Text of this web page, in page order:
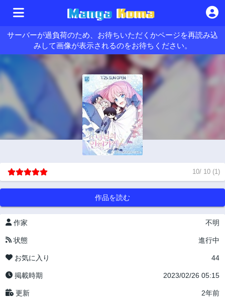
サーバーが過負荷のため、お待ちいただくかページを再読み込
みして画像が表示されるのをお待ちください。
10/ 10 (1)
作品を読む
作家 不明
状態 進行中
お気に入り 44
掲載時期 2023/02/26 05:15
更新 2年前